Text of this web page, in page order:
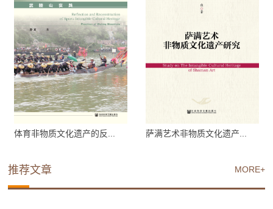
体育非物质文化遗产的反... 萨满艺术非物质文化遗产...
MORE+
推荐文章